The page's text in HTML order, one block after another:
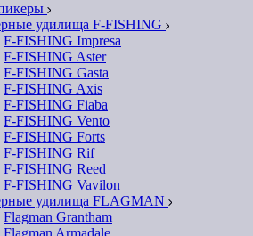
удилища F-FISHING
F-FISHING Impresa
F-FISHING Aster
F-FISHING Gasta
F-FISHING Axis
F-FISHING Fiaba
F-FISHING Vento
F-FISHING Forts
F-FISHING Rif
F-FISHING Reed
F-FISHING Vavilon
удилища FLAGMAN
Flagman Grantham
Flagman Armadale